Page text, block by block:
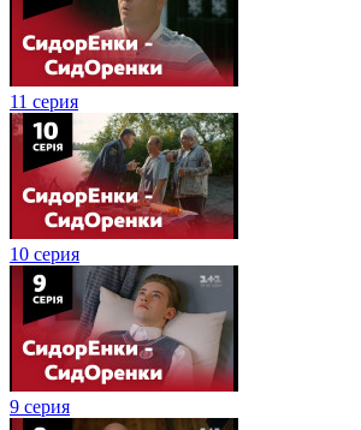
11 серия
10 серия
9 серия